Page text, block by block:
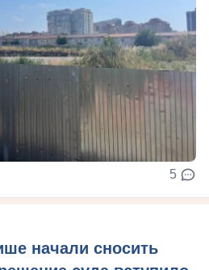
5
начали сносить